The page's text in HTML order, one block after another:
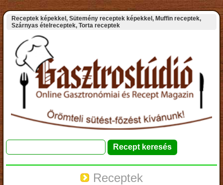
Receptek képekkel, Sütemény receptek képekkel, Muffin receptek,
Szárnyas ételreceptek, Torta receptek
Receptek